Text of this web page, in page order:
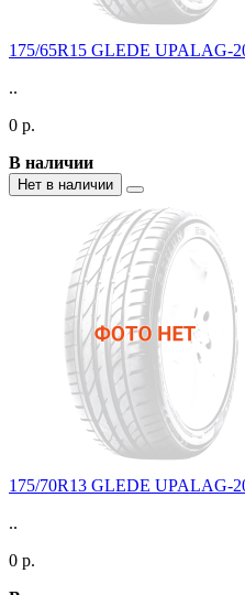
175/65R15 GLEDE UPALAG-
..
0 р.
В наличии
Нет в наличии
175/70R13 GLEDE UPALAG-
..
0 р.